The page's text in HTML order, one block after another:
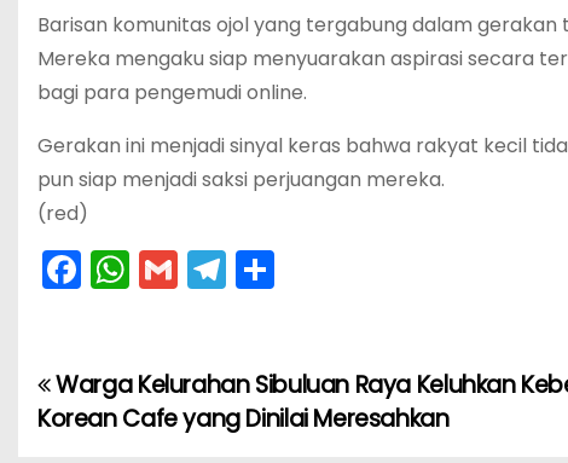
Barisan komunitas ojol yang tergabung dalam
Mereka mengaku siap menyuarakan aspirasi secara
bagi para pengemudi online.
Gerakan ini menjadi sinyal keras bahwa rakyat kecil
pun siap menjadi saksi perjuangan mereka.
(red)
F
a
e
b
W
h
ts
A
G
m
l
T
el
gr
a
e
NWarga Kelurahan Sibuluan Raya Keluhkan
Korean Cafe yang Dinilai Meresahkan